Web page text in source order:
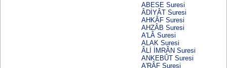
ABESE Suresi
ÂDİYÂT Suresi
AHKÂF Suresi
AHZÂB Suresi
A'LÂ Suresi
ALAK Suresi
ÂLİ İMRÂN Suresi
ANKEBÛT Suresi
A'RÂF Suresi